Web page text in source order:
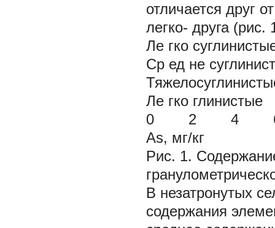
отличается друг
легко- друга (рис.
Ле гко
Ср ед не
Ле гко
0 2 4
As, мг/кг
Рис. 1.
В незатронутых
содержания